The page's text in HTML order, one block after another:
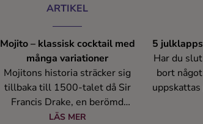
ARTIKEL
Mojito – klassisk cocktail med
många variationer
Mojitons historia sträcker sig
tillbaka till 1500-talet då Sir
Francis Drake, en berömd
engelsk sjörövare, lärde sig
LÄS MER
5
Har du
bort
uppskattas
oss